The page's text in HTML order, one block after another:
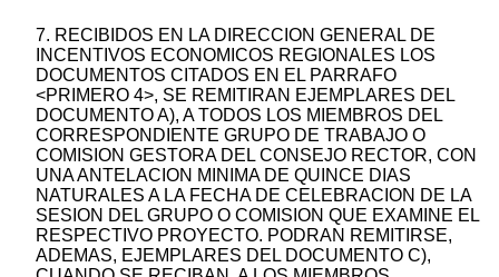
7. RECIBIDOS EN LA DIRECCION GENERAL DE
INCENTIVOS ECONOMICOS REGIONALES LOS
DOCUMENTOS CITADOS EN EL PARRAFO
<PRIMERO 4>, SE REMITIRAN EJEMPLARES DEL
DOCUMENTO A), A TODOS LOS MIEMBROS DEL
CORRESPONDIENTE GRUPO DE TRABAJO O
COMISION GESTORA DEL CONSEJO RECTOR, CON
UNA ANTELACION MINIMA DE QUINCE DIAS
NATURALES A LA FECHA DE CELEBRACION DE LA
SESION DEL GRUPO O COMISION QUE EXAMINE EL
RESPECTIVO PROYECTO. PODRAN REMITIRSE,
ADEMAS, EJEMPLARES DEL DOCUMENTO C),